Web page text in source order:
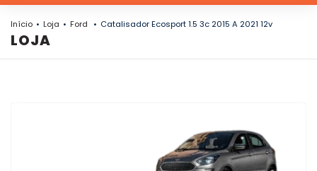
Início Loja Ford Catalisador Ecosport 1.5 3c 2015 A 2021 12v
LOJA